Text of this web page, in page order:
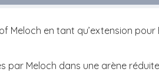
Meloch en tant qu’extension
Meloch dans une arène